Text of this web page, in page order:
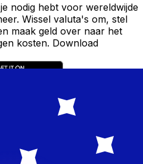
nodig hebt voor wereldwijde
Wissel valuta's om, stel
maak geld over naar het
kosten. Download